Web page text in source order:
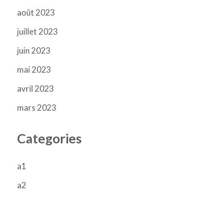
août 2023
juillet 2023
juin 2023
mai 2023
avril 2023
mars 2023
Categories
a1
a2